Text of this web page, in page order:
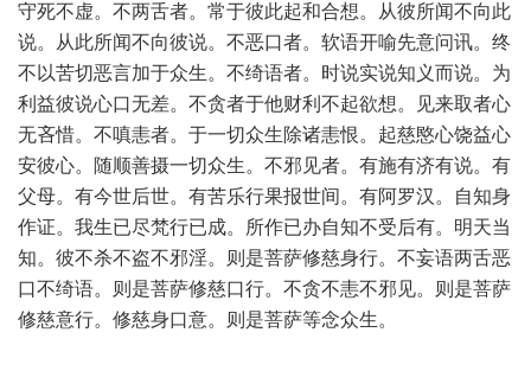
守死不虚。不两舌者。常于彼此起和合想。从彼所闻不向此
说。从此所闻不向彼说。不恶口者。软语开喻先意问讯。终
不以苦切恶言加于众生。不绮语者。时说实说知义而说。为
利益彼说心口无差。不贪者于他财利不起欲想。见来取者心
无吝惜。不嗔恚者。于一切众生除诸恚恨。起慈愍心饶益心
安彼心。随顺善摄一切众生。不邪见者。有施有济有说。有
父母。有今世后世。有苦乐行果报世间。有阿罗汉。自知身
作证。我生已尽梵行已成。所作已办自知不受后有。明天当
知。彼不杀不盗不邪淫。则是菩萨修慈身行。不妄语两舌恶
口不绮语。则是菩萨修慈口行。不贪不恚不邪见。则是菩萨
修慈意行。修慈身口意。则是菩萨等念众生。